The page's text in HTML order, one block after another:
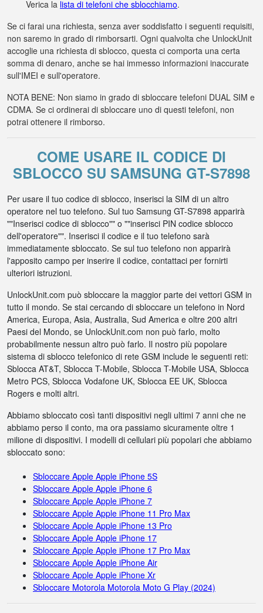
Verica la lista di telefoni che sblocchiamo.
Se ci farai una richiesta, senza aver soddisfatto i seguenti requisiti,
non saremo in grado di rimborsarti. Ogni qualvolta che UnlockUnit
accoglie una richiesta di sblocco, questa ci comporta una certa
somma di denaro, anche se hai immesso informazioni inaccurate
sull'IMEI e sull'operatore.
NOTA BENE: Non siamo in grado di sbloccare telefoni DUAL SIM e
CDMA. Se ci ordinerai di sbloccare uno di questi telefoni, non
potrai ottenere il rimborso.
COME USARE IL CODICE DI
SBLOCCO SU SAMSUNG GT-S7898
Per usare il tuo codice di sblocco, inserisci la SIM di un altro
operatore nel tuo telefono. Sul tuo Samsung GT-S7898 apparirà
""Inserisci codice di sblocco"" o ""inserisci PIN codice sblocco
dell'operatore"". Inserisci il codice e il tuo telefono sarà
immediatamente sbloccato. Se sul tuo telefono non apparirà
l'apposito campo per inserire il codice, contattaci per fornirti
ulteriori istruzioni.
UnlockUnit.com può sbloccare la maggior parte dei vettori GSM in
tutto il mondo. Se stai cercando di sbloccare un telefono in Nord
America, Europa, Asia, Australia, Sud America e oltre 200 altri
Paesi del Mondo, se UnlockUnit.com non può farlo, molto
probabilmente nessun altro può farlo. Il nostro più popolare
sistema di sblocco telefonico di rete GSM include le seguenti reti:
Sblocca AT&T, Sblocca T-Mobile, Sblocca T-Mobile USA, Sblocca
Metro PCS, Sblocca Vodafone UK, Sblocca EE UK, Sblocca
Rogers e molti altri.
Abbiamo sbloccato così tanti dispositivi negli ultimi 7 anni che ne
abbiamo perso il conto, ma ora passiamo sicuramente oltre 1
milione di dispositivi. I modelli di cellulari più popolari che abbiamo
sbloccato sono:
Sbloccare Apple Apple iPhone 5S
Sbloccare Apple Apple iPhone 6
Sbloccare Apple Apple iPhone 7
Sbloccare Apple Apple iPhone 11 Pro Max
Sbloccare Apple Apple iPhone 13 Pro
Sbloccare Apple Apple iPhone 17
Sbloccare Apple Apple iPhone 17 Pro Max
Sbloccare Apple Apple iPhone Air
Sbloccare Apple Apple iPhone Xr
Sbloccare Motorola Motorola Moto G Play (2024)